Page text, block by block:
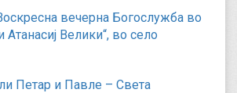
вечерна Богослужба во
Атанасиј Велики“, во село
Петар и Павле – Света